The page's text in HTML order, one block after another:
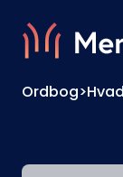
Ordbog>